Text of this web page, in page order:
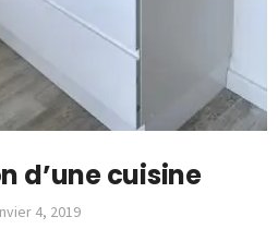
d’une cuisine
4, 2019